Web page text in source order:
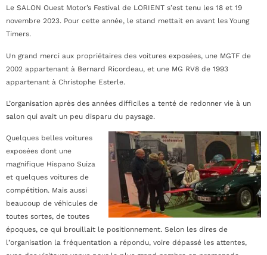
Le SALON Ouest Motor’s Festival de LORIENT s’est tenu les 18 et 19
novembre 2023. Pour cette année, le stand mettait en avant les Young
Timers.
Un grand merci aux propriétaires des voitures exposées, une MGTF de
2002 appartenant à Bernard Ricordeau, et une MG RV8 de 1993
appartenant à Christophe Esterle.
L’organisation après des années difficiles a tenté de redonner vie à un
salon qui avait un peu disparu du paysage.
Quelques belles voitures
exposées dont une
magnifique Hispano Suiza
et quelques voitures de
compétition. Mais aussi
beaucoup de véhicules de
toutes sortes, de toutes
époques, ce qui brouillait le positionnement. Selon les dires de
l’organisation la fréquentation a répondu, voire dépassé les attentes,